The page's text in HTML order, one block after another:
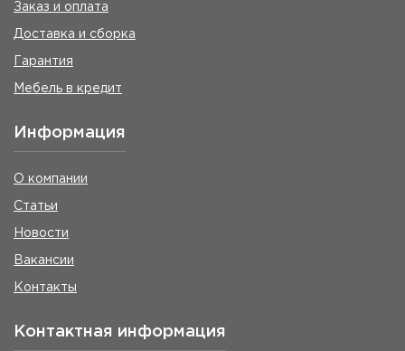
Заказ и оплата
Доставка и сборка
Гарантия
Мебель в кредит
Информация
О компании
Статьи
Новости
Вакансии
Контакты
Контактная информация